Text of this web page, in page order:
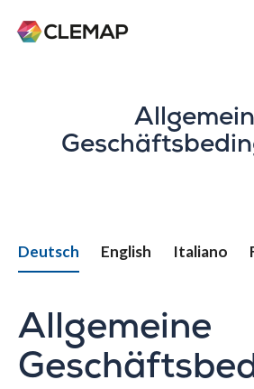
Deutsch English Italiano
Allgemeine